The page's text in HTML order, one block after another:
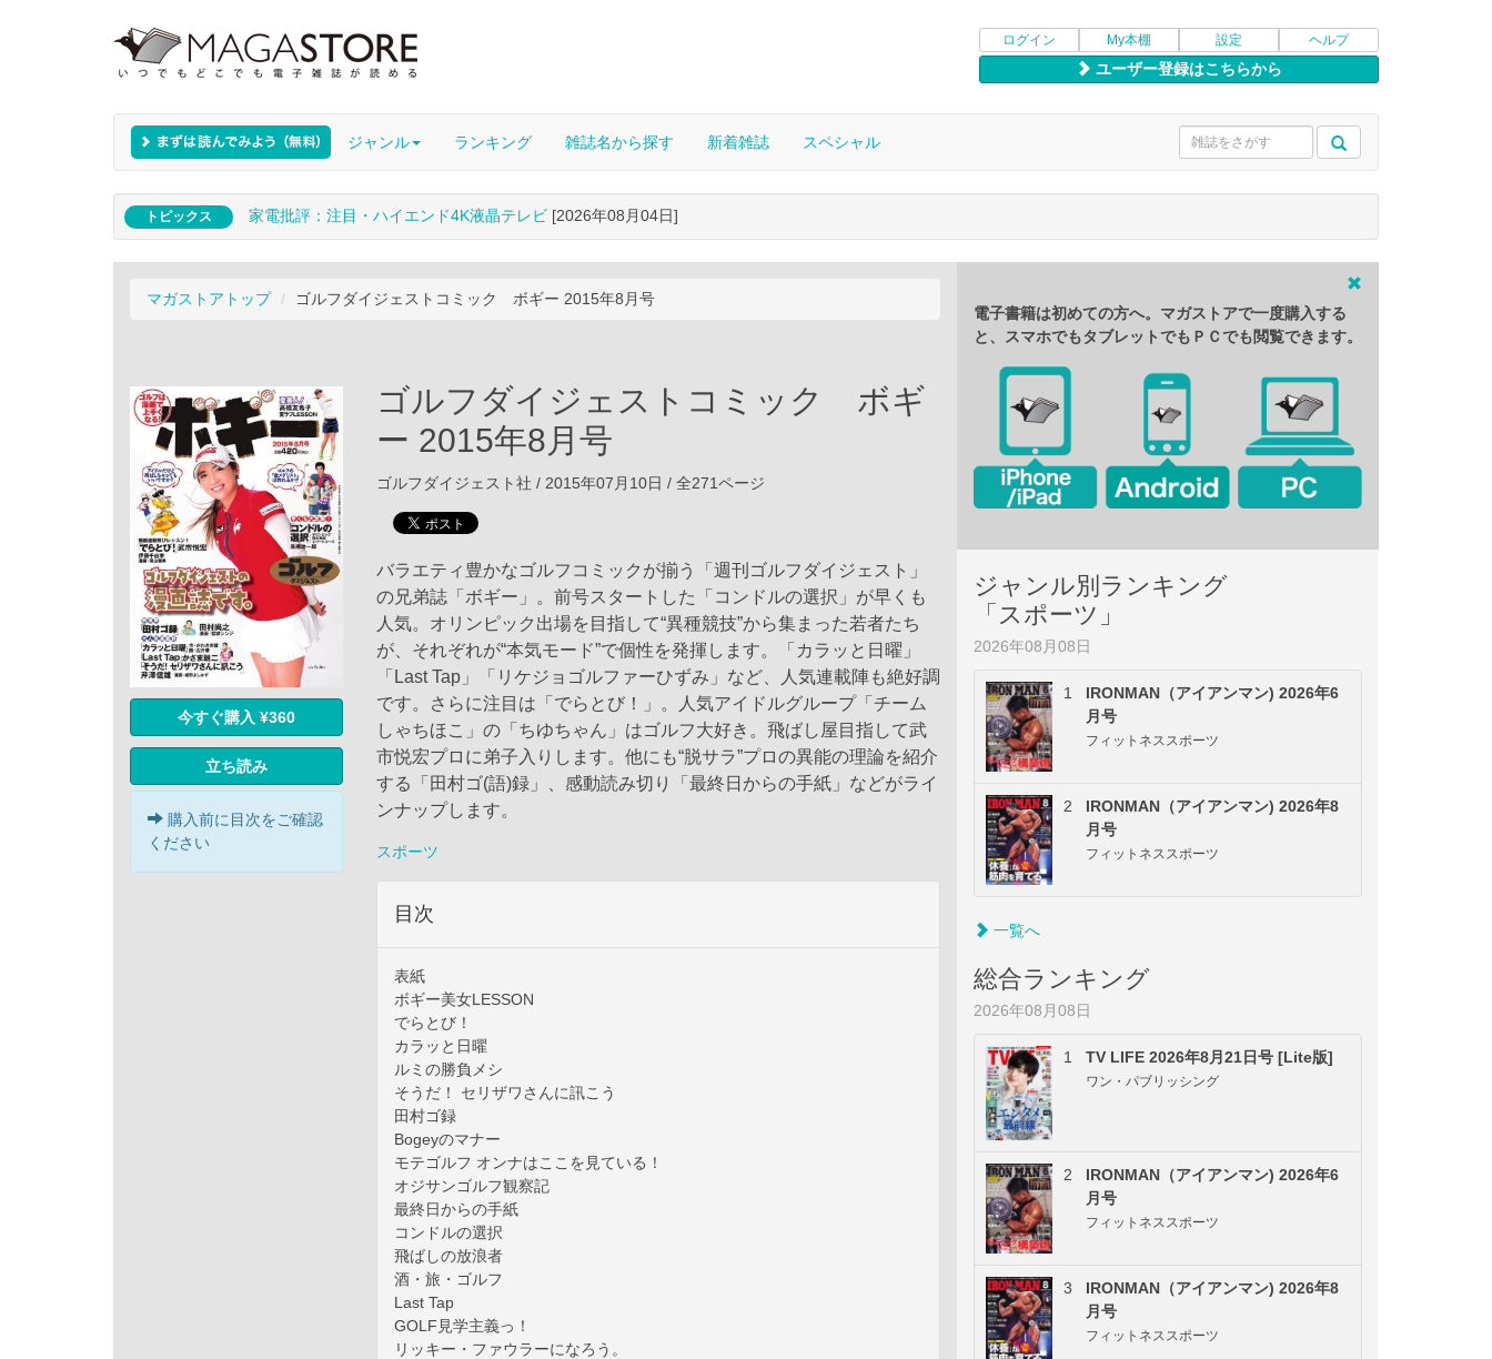
ログイン My本棚 設定 ヘルプ
ユーザー登録はこちらから
ジャンル ランキング 雑誌名から探す 新着雑誌 スペシャル
トピックス 家電批評：注目・ハイエンド4K液晶テレビ [2026年08月04日]
マガストアトップ ゴルフダイジェストコミック ボギー 2015年8月号
今すぐ購入 ¥360
立ち読み
購入前に目次をご確認
ください
ゴルフダイジェストコミック ボギ
ー 2015年8月号
ゴルフダイジェスト社 / 2015年07月10日 / 全271ページ
バラエティ豊かなゴルフコミックが揃う「週刊ゴルフダイジェスト」
の兄弟誌「ボギー」。前号スタートした「コンドルの選択」が早くも
人気。オリンピック出場を目指して“異種競技”から集まった若者たち
が、それぞれが“本気モード”で個性を発揮します。「カラッと日曜」
「Last Tap」「リケジョゴルファーひずみ」など、人気連載陣も絶好調
です。さらに注目は「でらとび！」。人気アイドルグループ「チーム
しゃちほこ」の「ちゆちゃん」はゴルフ大好き。飛ばし屋目指して武
市悦宏プロに弟子入りします。他にも“脱サラ”プロの異能の理論を紹介
する「田村ゴ(語)録」、感動読み切り「最終日からの手紙」などがライ
ンナップします。
スポーツ
目次
表紙
ボギー美女LESSON
でらとび！
カラッと日曜
ルミの勝負メシ
そうだ！ セリザワさんに訊こう
田村ゴ録
Bogeyのマナー
モテゴルフ オンナはここを見ている！
オジサンゴルフ観察記
最終日からの手紙
コンドルの選択
飛ばしの放浪者
酒・旅・ゴルフ
Last Tap
GOLF見学主義っ！
リッキー・ファウラーになろう。
電子書籍は初めての方へ。マガストアで一度購入する
と、スマホでもタブレットでもＰＣでも閲覧できます。
ジャンル別ランキング
「スポーツ」
2026年08月08日
1
IRONMAN（アイアンマン) 2026年6
月号
フィットネススポーツ
2
IRONMAN（アイアンマン) 2026年8
月号
フィットネススポーツ
一覧へ
総合ランキング
2026年08月08日
1 TV LIFE 2026年8月21日号 [Lite版]
ワン・パブリッシング
2
IRONMAN（アイアンマン) 2026年6
月号
フィットネススポーツ
3
IRONMAN（アイアンマン) 2026年8
月号
フィットネススポーツ